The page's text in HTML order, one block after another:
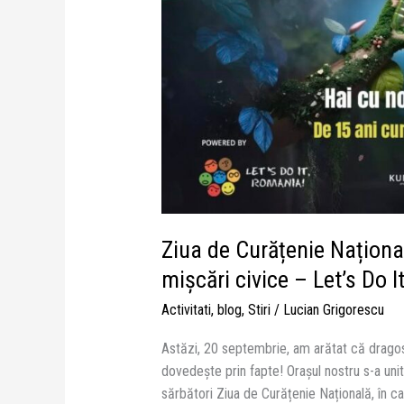
Ziua de Curățenie
mișcări civice – Let’s Do
Activitati, blog, Stiri/ Lucian Grigorescu
Astăzi, 20 septembrie, am arătat că
dovedește prin fapte! Orașul nostru s-a
sărbători Ziua de Curățenie Națională, în